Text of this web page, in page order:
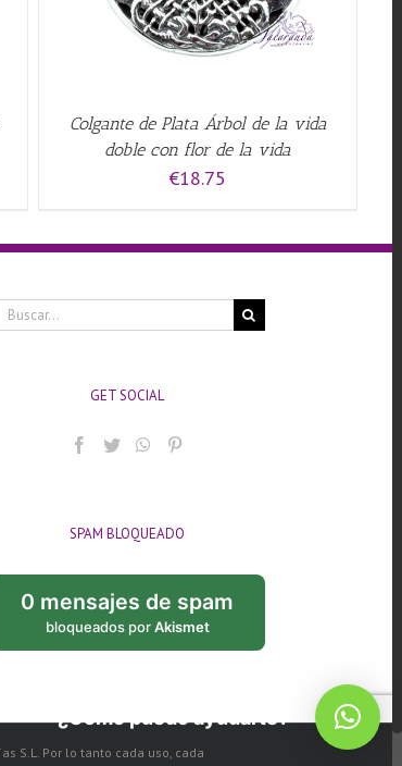
Colgante de Plata Árbol de la vida
doble con flor de la vida
€18.75
GET SOCIAL
SPAM BLOQUEADO
0 mensajes de spam
bloqueados porAkismet
S.L. Por lo tanto cada uso, cada
¿Cómo puedo ayudarte?